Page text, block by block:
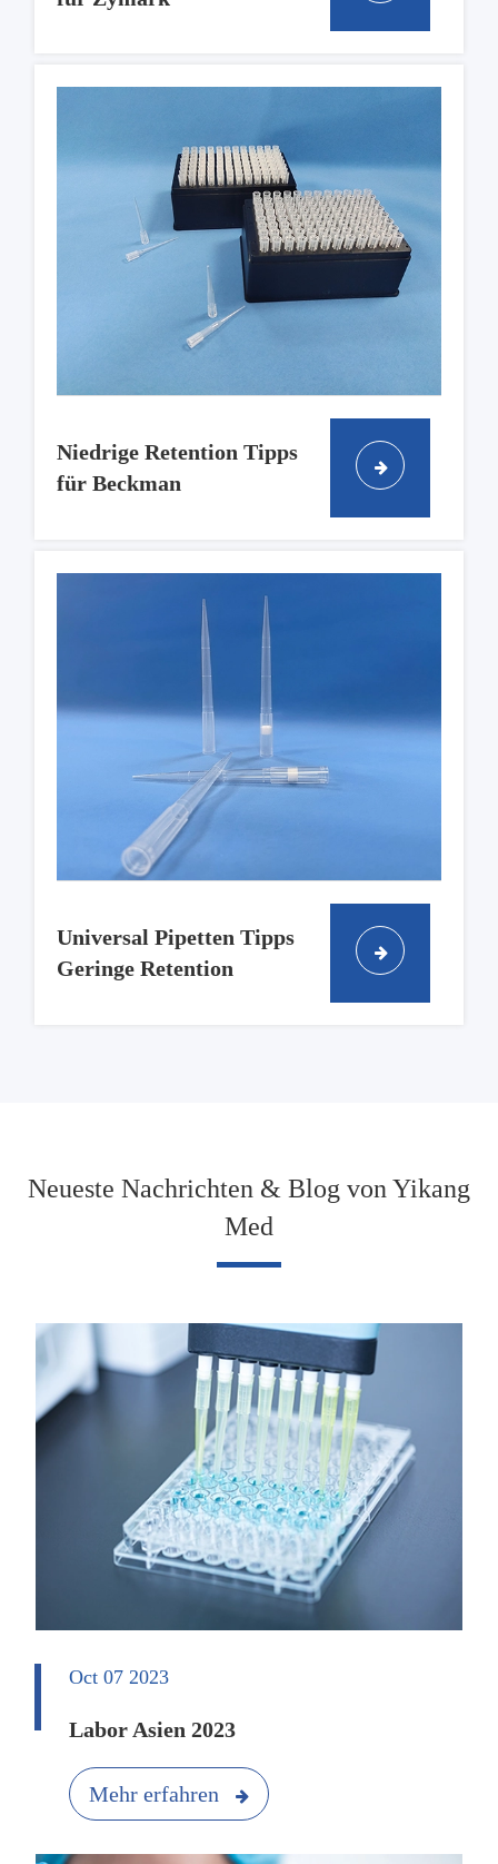
Niedrige Retention Tipps
für Beckman
Universal Pipetten Tipps
Geringe Retention
Neueste Nachrichten & Blog von Yikang
Med
Oct 07 2023
Labor Asien 2023
Mehr erfahren